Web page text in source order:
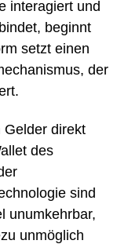
interagiert und
beginnt
setzt einen
der
Gelder direkt
des
sind
unumkehrbar,
unmöglich